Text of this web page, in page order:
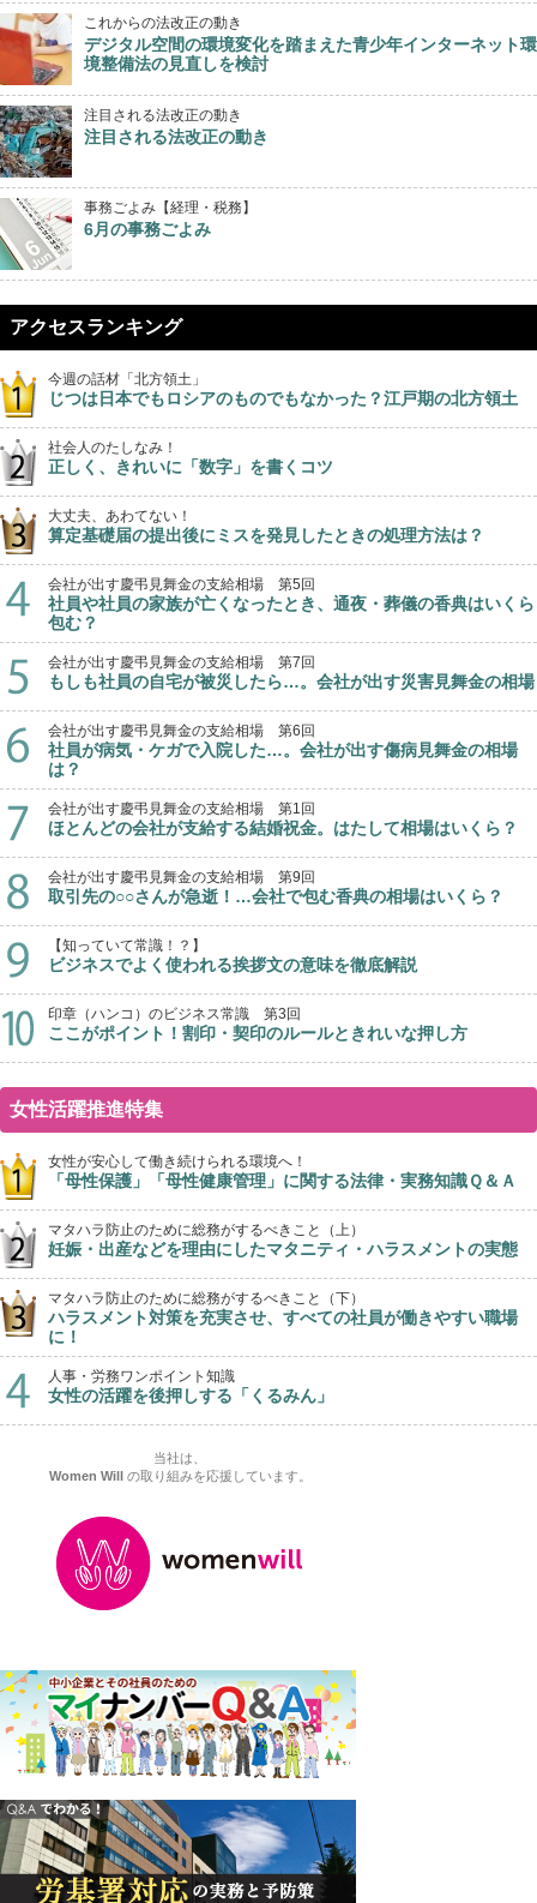
これからの法改正の動き
デジタル空間の環境変化を踏まえた青少年インターネット環
境整備法の見直しを検討
注目される法改正の動き
注目される法改正の動き
事務ごよみ【経理・税務】
6月の事務ごよみ
アクセスランキング
今週の話材「北方領土」
じつは日本でもロシアのものでもなかった？江戸期の北方領土
社会人のたしなみ！
正しく、きれいに「数字」を書くコツ
大丈夫、あわてない！
算定基礎届の提出後にミスを発見したときの処理方法は？
会社が出す慶弔見舞金の支給相場 第5回
社員や社員の家族が亡くなったとき、通夜・葬儀の香典はいくら
包む？
会社が出す慶弔見舞金の支給相場 第7回
もしも社員の自宅が被災したら…。会社が出す災害見舞金の相場
会社が出す慶弔見舞金の支給相場 第6回
社員が病気・ケガで入院した…。会社が出す傷病見舞金の相場
は？
会社が出す慶弔見舞金の支給相場 第1回
ほとんどの会社が支給する結婚祝金。はたして相場はいくら？
会社が出す慶弔見舞金の支給相場 第9回
取引先の○○さんが急逝！…会社で包む香典の相場はいくら？
【知っていて常識！？】
ビジネスでよく使われる挨拶文の意味を徹底解説
印章（ハンコ）のビジネス常識 第3回
ここがポイント！割印・契印のルールときれいな押し方
女性活躍推進特集
女性が安心して働き続けられる環境へ！
「母性保護」「母性健康管理」に関する法律・実務知識Ｑ＆Ａ
マタハラ防止のために総務がするべきこと（上）
妊娠・出産などを理由にしたマタニティ・ハラスメントの実態
マタハラ防止のために総務がするべきこと（下）
ハラスメント対策を充実させ、すべての社員が働きやすい職場
に！
人事・労務ワンポイント知識
女性の活躍を後押しする「くるみん」
当社は、
Women Willの取り組みを応援しています。